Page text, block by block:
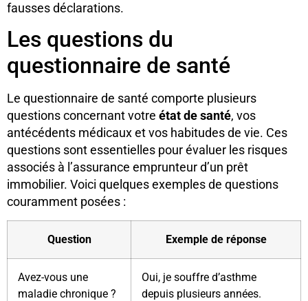
fausses déclarations.
Les questions du
questionnaire de santé
Le questionnaire de santé comporte plusieurs
questions concernant votre état de santé, vos
antécédents médicaux et vos habitudes de vie. Ces
questions sont essentielles pour évaluer les risques
associés à l’assurance emprunteur d’un prêt
immobilier. Voici quelques exemples de questions
couramment posées :
Question Exemple de réponse
Avez-vous une
maladie chronique ?
Oui, je souffre d’asthme
depuis plusieurs années.